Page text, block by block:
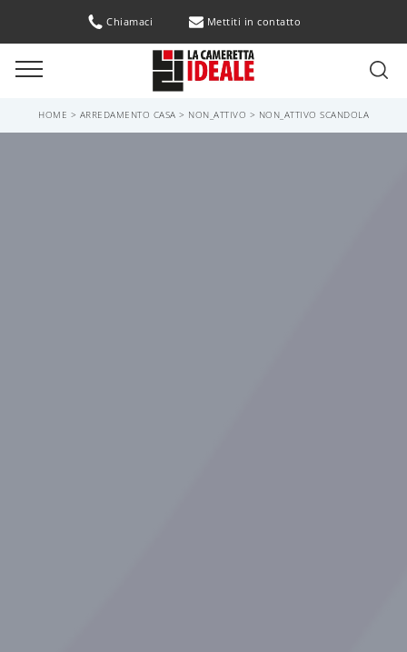
Chiamaci Mettiti in contatto
HOME > ARREDAMENTO CASA > NON_ATTIVO > NON_ATTIVO SCANDOLA